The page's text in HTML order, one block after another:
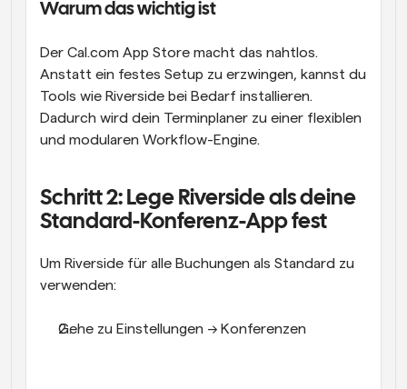
Warum das wichtig ist
Der Cal.com App Store macht das nahtlos.
Anstatt ein festes Setup zu erzwingen, kannst du
Tools wie Riverside bei Bedarf installieren.
Dadurch wird dein Terminplaner zu einer flexiblen
und modularen Workflow-Engine.
Schritt 2: Lege Riverside als deine
Standard-Konferenz-App fest
Um Riverside für alle Buchungen als Standard zu
verwenden:
Gehe zu Einstellungen → Konferenzen